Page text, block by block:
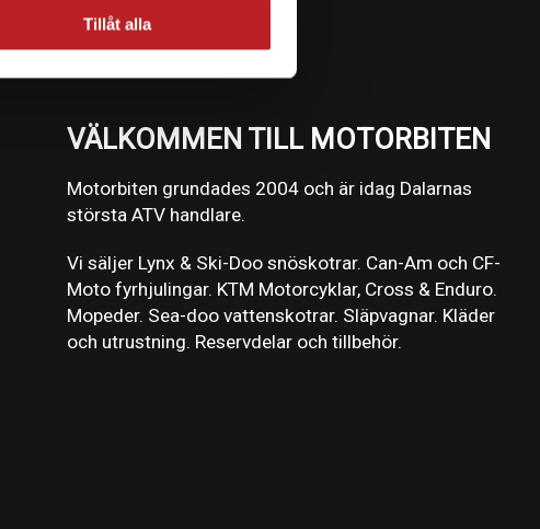
Tillåt alla
VÄLKOMMEN TILL MOTORBITEN
Motorbiten grundades 2004 och är idag Dalarnas
största ATV handlare.
Vi säljer Lynx & Ski-Doo snöskotrar. Can-Am och CF-
Moto fyrhjulingar. KTM Motorcyklar, Cross & Enduro.
Mopeder. Sea-doo vattenskotrar. Släpvagnar. Kläder
och utrustning. Reservdelar och tillbehör.